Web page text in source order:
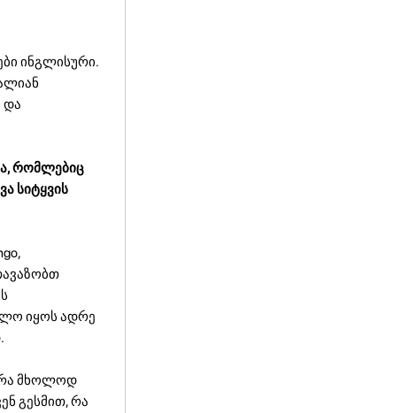
ინგლისური.
და
რომლებიც
სიტყვის
იყოს ადრე
მხოლოდ
გესმით, რა